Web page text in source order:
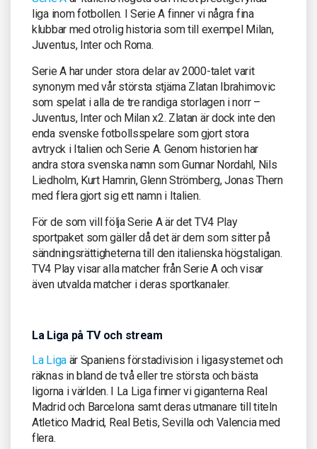
liga inom fotbollen. I Serie A finner vi några fina
klubbar med otrolig historia som till exempel Milan,
Juventus, Inter och Roma.
Serie A har under stora delar av 2000-talet varit
synonym med vår största stjärna Zlatan Ibrahimovic
som spelat i alla de tre randiga storlagen i norr –
Juventus, Inter och Milan x2. Zlatan är dock inte den
enda svenske fotbollsspelare som gjort stora
avtryck i Italien och Serie A. Genom historien har
andra stora svenska namn som Gunnar Nordahl, Nils
Liedholm, Kurt Hamrin, Glenn Strömberg, Jonas Thern
med flera gjort sig ett namn i Italien.
För de som vill följa Serie A är det TV4 Play
sportpaket som gäller då det är dem som sitter på
sändningsrättigheterna till den italienska högstaligan.
TV4 Play visar alla matcher från Serie A och visar
även utvalda matcher i deras sportkanaler.
La Liga på TV och stream
La Ligaär Spaniens förstadivision i ligasystemet och
räknas in bland de två eller tre största och bästa
ligorna i världen. I La Liga finner vi giganterna Real
Madrid och Barcelona samt deras utmanare till titeln
Atletico Madrid, Real Betis, Sevilla och Valencia med
flera.